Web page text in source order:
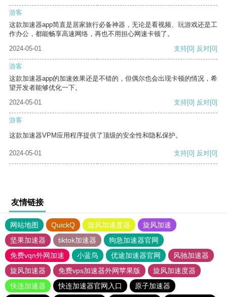
游客
这款加速器app简直是居家旅行必备神器，无论是看视频、玩游戏还是工
作办公，都能畅享高速网络，再也不用担心网速卡顿了。
2024-05-01
支持[0] 反对[0]
游客
这款加速器app的加速效果还是不错的，但偶尔也会出现卡顿的情况，希
望开发者能够优化一下。
2024-05-01
支持[0] 反对[0]
游客
这款加速器VPM应用程序提供了顶级的安全性和隐私保护。
2024-05-01 支持[0] 反对[0]
友情链接
网站地图 QuickQ 旋风加速度器
旋风加速
坚果加速器
tiktok加速器
狗急加速器官网
免费vqn外网加速
小蓝鸟 优途加速器官网
风驰加速器
旋风加速器
免费vps加速器外网苹果版
旋风加速度器
快连加速器
快连加速器官网入口 原子加速器